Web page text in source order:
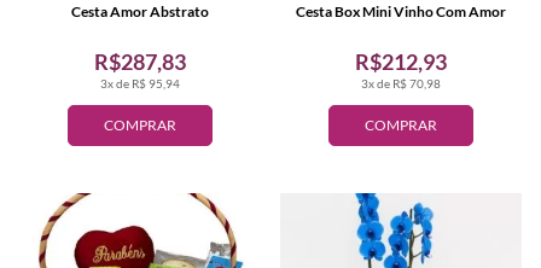
COMPRAR
3x de R$ 95,94
R$287,83
Cesta Amor Abstrato
COMPRAR
3x de R$ 70,98
R$212,93
Cesta Box Mini Vinho Com Amor